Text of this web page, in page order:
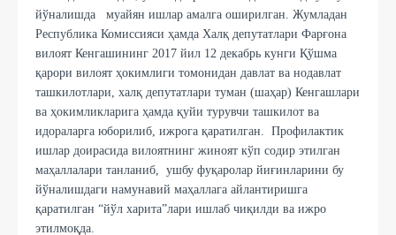
йўналишда муайян ишлар амалга оширилган. Жумладан
Республика Комиссияси ҳамда Халқ депутатлари Фарғона
вилоят Кенгашининг 2017 йил 12 декабрь кунги Қўшма
қарори вилоят ҳокимлиги томонидан давлат ва нодавлат
ташкилотлари, халқ депутатлари туман (шаҳар) Кенгашлари
ва ҳокимликларига ҳамда қуйи турувчи ташкилот ва
идораларга юборилиб, ижрога қаратилган. Профилактик
ишлар доирасида вилоятнинг жиноят кўп содир этилган
маҳаллалари танланиб, ушбу фуқаролар йиғинларини бу
йўналишдаги намунавий маҳаллага айлантиришга
қаратилган “йўл харита”лари ишлаб чиқилди ва ижро
этилмоқда.